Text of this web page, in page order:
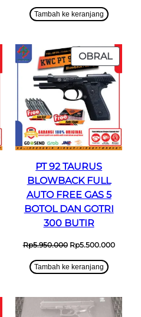
adalah:
Rp6.500.000.
Tambah ke keranjang
OBRAL
PT 92 TAURUS
BLOWBACK FULL
AUTO FREE GAS 5
BOTOL DAN GOTRI
300 BUTIR
Rp5.950.000 Harga
adalah:
Rp5.950.000.
Rp5.500.000Harga
Tambah ke keranjang